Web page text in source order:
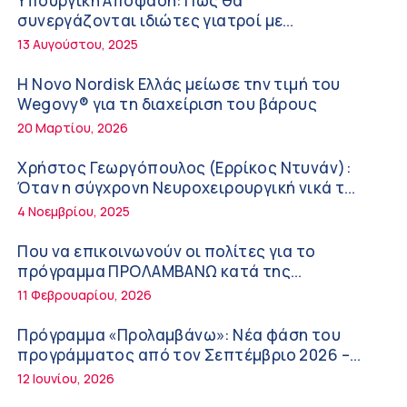
Διακοπές με ασφάλεια
6:20 πμ
Ειρήνη Ζίγκιρη (Ερρίκος Ντυνάν): H θερμική
καταπόνηση στους ηλικιωμένους
εργαζόμενους
6:11 πμ
Σύσκεψη στον ΕΟΦ για την ομαλή λειτουργία
της εφοδιαστικής αλυσίδας των φαρμάκων
στη διάρκεια του καλοκαιριού
12:08 μμ
Μιχάλης Τάτσης, Insurance & Healthcare
Analyst, διευθυντής Επιχειρηματικής
Ανάπτυξης Ομίλου HHG
11:54 πμ
Kavita Patel: Ένα στα πέντε καινοτόμα
φάρμακα φτάνει τελικά στην Ελλάδα
9:21 πμ
Υπάρχει τελικά «δίαιτα θυρεοειδούς»; Τι
συνεργάζονται ιδιώτες γιατροί με
νοσοκομεία του δημοσίου συστήματος
13 Αυγούστου, 2025
Η Novo Nordisk Ελλάς μείωσε την τιμή του
Wegovy® για τη διαχείριση του βάρους
20 Μαρτίου, 2026
Χρήστος Γεωργόπουλος (Ερρίκος Ντυνάν):
Όταν η σύγχρονη Νευροχειρουργική νικά το
φόβο!
4 Νοεμβρίου, 2025
Που να επικοινωνούν οι πολίτες για το
πρόγραμμα ΠΡΟΛΑΜΒΑΝΩ κατά της
παχυσαρκίας
11 Φεβρουαρίου, 2026
Πρόγραμμα «Προλαμβάνω»: Νέα φάση του
προγράμματος από τον Σεπτέμβριο 2026 –
Δωρεάν προληπτικές εξετάσεις έως το 2030
12 Ιουνίου, 2026